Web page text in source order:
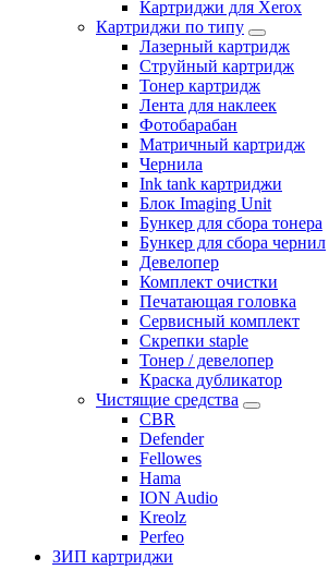
Картриджи для Xerox
Картриджи по типу
Лазерный картридж
Струйный картридж
Тонер картридж
Лента для наклеек
Фотобарабан
Матричный картридж
Чернила
Ink tank картриджи
Блок Imaging Unit
Бункер для сбора тонера
Бункер для сбора чернил
Девелопер
Комплект очистки
Печатающая головка
Сервисный комплект
Скрепки staple
Тонер / девелопер
Краска дубликатор
Чистящие средства
CBR
Defender
Fellowes
Hama
ION Audio
Kreolz
Perfeo
ЗИП картриджи